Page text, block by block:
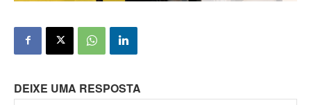
DEIXE UMA RESPOSTA